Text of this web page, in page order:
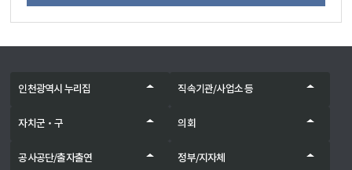
인천광역시 누리집 직속기관/사업소 등
자치군‧구 의회
공사공단/출자출연 정부/지자체